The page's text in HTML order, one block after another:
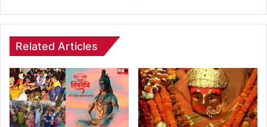
Related Articles